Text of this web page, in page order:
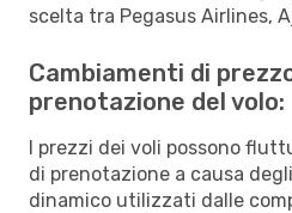
scelta tra Pegasus Airlines,
Cambiamenti di
prenotazione del volo:
I prezzi dei voli possono
di prenotazione a causa
dinamico utilizzati dalle